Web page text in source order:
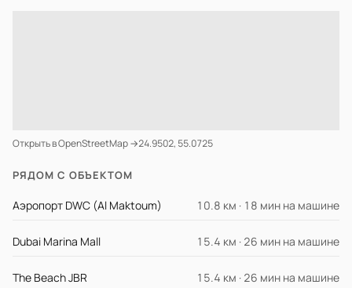
Открыть в OpenStreetMap →24.9502, 55.0725
РЯДОМ С ОБЪЕКТОМ
Аэропорт DWC (Al Maktoum) 10.8 км · 18 мин на машине
Dubai Marina Mall 15.4 км · 26 мин на машине
The Beach JBR 15.4 км · 26 мин на машине